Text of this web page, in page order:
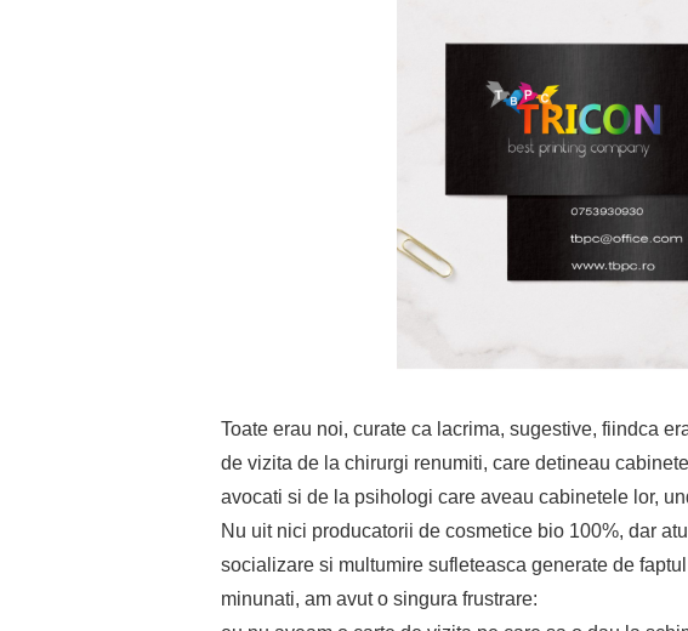
Toate erau noi, curate ca lacrima, sugestive, fiindca
de vizita de la chirurgi renumiti, care detineau
avocati si de la psihologi care aveau cabinetele lor,
Nu uit nici producatorii de cosmetice bio 100%, dar
socializare si multumire sufleteasca generate de
minunati, am avut o singura frustrare: